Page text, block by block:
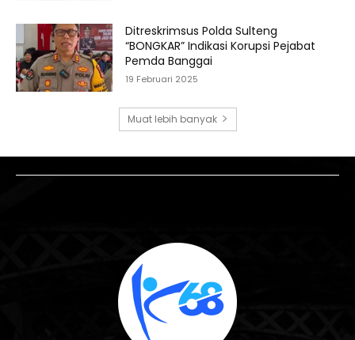
Ditreskrimsus Polda Sulteng
“BONGKAR” Indikasi Korupsi Pejabat
Pemda Banggai
19 Februari 2025
Muat lebih banyak